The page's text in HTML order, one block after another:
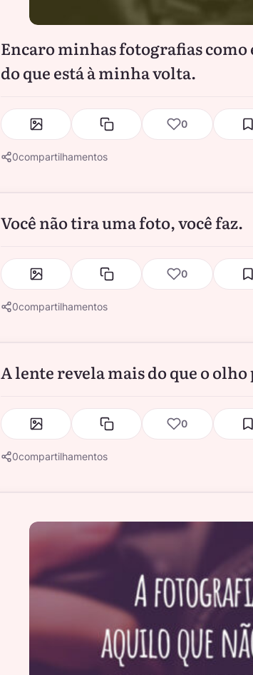
Encaro minhas fotografias como
do que está à minha volta.
0
0compartilhamentos
Você não tira uma foto, você faz.
0
0compartilhamentos
A lente revela mais do que o olho
0
0compartilhamentos